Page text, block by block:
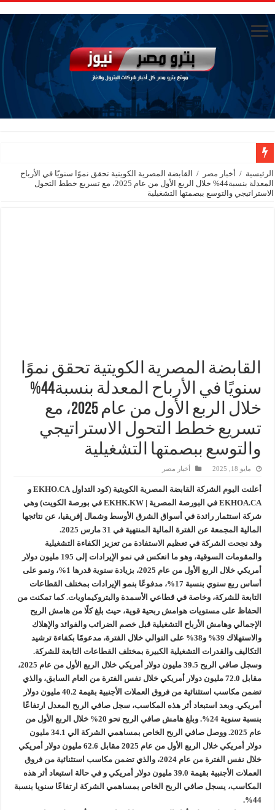
الاستغناء عن ثلاث موظفين في المكتب الفني للوزير
وزير البترول والثروة المعدنية يبحث مع إكسون موبيل العالمية آليات تنفيذ مذكرة
الرئيسية / أخبار مصر /
القابضة المصرية الكويتية تحقق نموًا سنويًا في الأرباح
المعدلة بنسبة44% خلال الربع الأول من عام 2025، مع تسريع خطط التحول
الاستراتيجي والتوسع ببصمتها التشغيلية
القابضة المصرية الكويتية تحقق نموًا
سنويًا في الأرباح المعدلة بنسبة44%
خلال الربع الأول من عام 2025، مع
تسريع خطط التحول الاستراتيجي
والتوسع ببصمتها التشغيلية
مايو 18, 2025 أخبار مصر
أعلنت اليوم الشركة القابضة المصرية الكويتية (كود التداول EKHO.CA و
EKHOA.CA في البورصة المصرية | EKHK.KW في بورصة الكويت) وهي
شركة استثمار رائدة في أسواق الشرق الأوسط وشمال إفريقيا، عن نتائجها
المالية المجمعة عن الفترة المالية المنتهية في 31 مارس 2025.
وقد نجحت الشركة في تعظيم الاستفادة من تعزيز الكفاءة التشغيلية
والمقومات السوقية، وهو ما انعكس في نمو الإيرادات إلى 195 مليون دولار
أمريكي خلال الربع الأول من عام 2025، بزيادة سنوية قدرها 1%، ونمو على
أساس ربع سنوي بنسبة 17%، مدفوعًا بنمو الإيرادات بمختلف القطاعات
التابعة للشركة، وخاصة في قطاعي الأسمدة والبتروكيماويات. كما تمكنت من
الحفاظ على مستويات هوامش ربحية قوية، حيث بلغ كلًا من هامش الربح
الإجمالي وهامش الأرباح التشغيلية قبل خصم الضرائب والفوائد والإهلاك
والاستهلاك 39% و38% على التوالي خلال الفترة، مدعومًا بكفاءة ترشيد
التكاليف والقدرات التشغيلية الكبيرة بمختلف القطاعات التابعة للشركة.
وسجل صافي الربح 39.5 مليون دولار أمريكي خلال الربع الأول من عام 2025،
مقابل 72.0 مليون دولار أمريكي خلال نفس الفترة من العام السابق، والذي
تضمن مكاسب استثنائية من فروق العملات الأجنبية بقيمة 40.2 مليون دولار
أمريكي. وبعد استبعاد أثر هذه المكاسب، سجل صافي الربح المعدل ارتفاعًا
بنسبة سنوية 24%. وبلغ هامش صافي الربح نحو 20% خلال الربع الأول من
عام 2025. ووصل صافي الربح الخاص بمساهمي الشركة الي 34.1 مليون
دولار أمريكي خلال الربع الأول من عام 2025 مقابل 62.6 مليون دولار أمريكي
خلال نفس الفترة من عام 2024، والذي تضمن مكاسب استثنائية من فروق
العملات الأجنبية بقيمة 39.0 مليون دولار أمريكي و في حالة استبعاد أثر هذه
المكاسب، يسجل صافي الربح الخاص بمساهمي الشركة ارتفاعًا سنويا بنسبة
44%.